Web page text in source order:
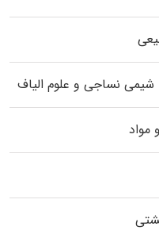
نساجی و علوم الیاف
مواد